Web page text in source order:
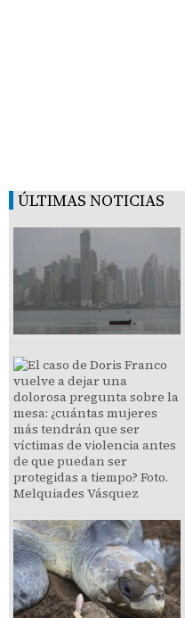
ÚLTIMAS NOTICIAS